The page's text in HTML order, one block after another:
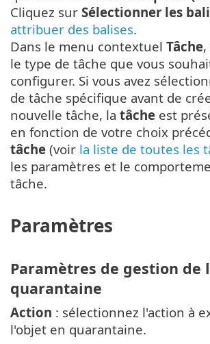
Cliquez sur Sélectionner les
attribuer des balises.
Dans le menu contextuel Tâche
le type de tâche que vous
configurer. Si vous avez
de tâche spécifique avant de
nouvelle tâche, la tâche est
en fonction de votre choix
tâche (voir la liste de toutes les
les paramètres et le
tâche.
Paramètres
Paramètres de gestion de
quarantaine
Action : sélectionnez l'action à
l'objet en quarantaine.